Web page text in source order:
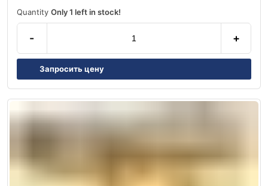
Quantity Only 1 left in stock!
- +
Запросить цену